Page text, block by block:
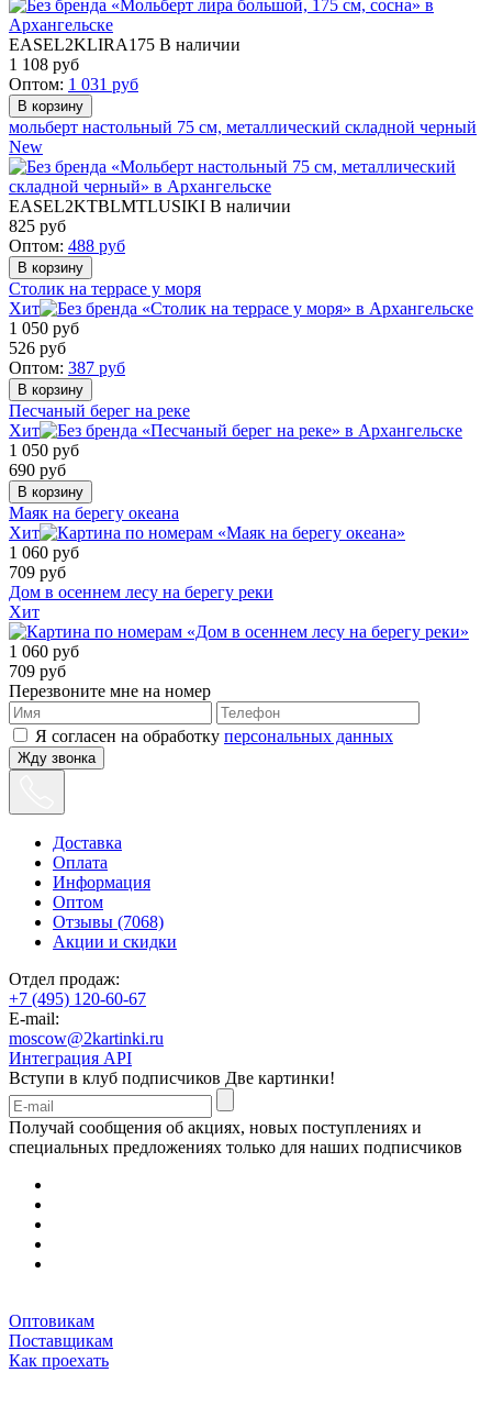
EASEL2KLIRA175 В наличии
1 108 руб
Оптом: 1 031 руб
мольберт настольный 75 см, металлический складной черный
New
EASEL2KTBLMTLUSIKI В наличии
825 руб
Оптом: 488 руб
Столик на террасе у моря
Хит
1 050 руб
526 руб
Оптом: 387 руб
Песчаный берег на реке
Хит
1 050 руб
690 руб
Маяк на берегу океана
Хит
1 060 руб
709 руб
Дом в осеннем лесу на берегу реки
Хит
1 060 руб
709 руб
Перезвоните мне на номер
Я согласен на обработку персональных данных
Жду звонка
Доставка
Оплата
Информация
Оптом
Отзывы (7068)
Акции и скидки
Отдел продаж:
+7 (495) 120-60-67
E-mail:
moscow@2kartinki.ru
Интеграция API
Вступи в клуб подписчиков Две картинки!
Получай сообщения об акциях, новых поступлениях и
специальных предложениях только для наших подписчиков
Оптовикам
Поставщикам
Как проехать